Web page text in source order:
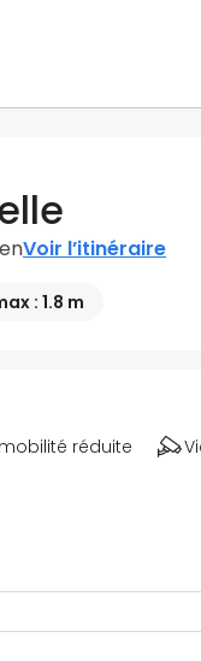
Voir l’itinéraire
: 1.8 m
réduite